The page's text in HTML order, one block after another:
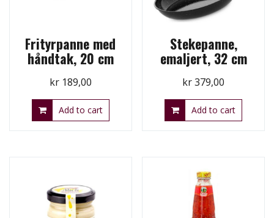
Frityrpanne med
håndtak, 20 cm
kr189,00
Add to cart
Stekepanne,
emaljert, 32 cm
kr379,00
Add to cart